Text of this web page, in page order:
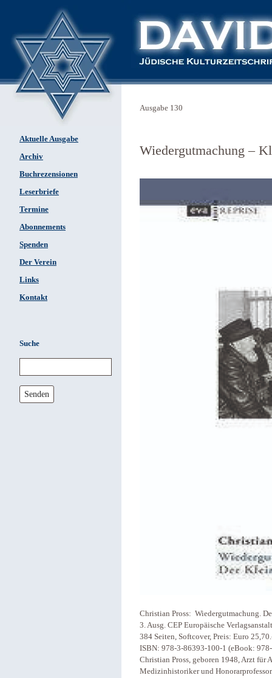
Aktuelle Ausgabe
Archiv
Buchrezensionen
Leserbriefe
Termine
Abonnements
Spenden
Der Verein
Links
Kontakt
Suche
Senden
Ausgabe 130
Wiedergutmachung –
Christian Pross: Wiedergutmachung.
3. Ausg. CEP Europäische
384 Seiten, Softcover, Preis: Euro
ISBN: 978-3-86393-100-1 (eBook:
Christian Pross, geboren 1948, Arzt für
Medizinhistoriker und